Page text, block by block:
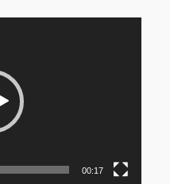
00:17